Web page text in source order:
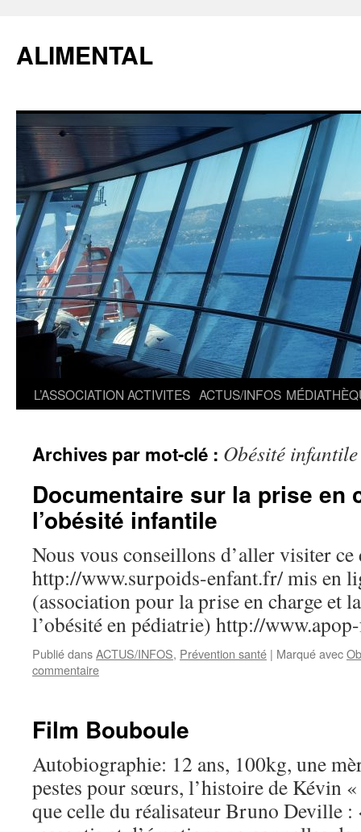
ALIMENTAL
L’ASSOCIATION ACTIVITES ACTUS/INFOS
Archives par mot-clé : Obésité infantile
Documentaire sur la prise en
l’obésité infantile
Nous vous conseillons d’aller visiter
http://www.surpoids-enfant.fr/ mis en
(association pour la prise en charge et
l’obésité en pédiatrie) http://
Publié dansACTUS/INFOS, Prévention santé | Marqué avec
commentaire
Film Bouboule
Autobiographie: 12 ans, 100kg, une
pestes pour sœurs, l’histoire de Kévin
que celle du réalisateur Bruno Deville :